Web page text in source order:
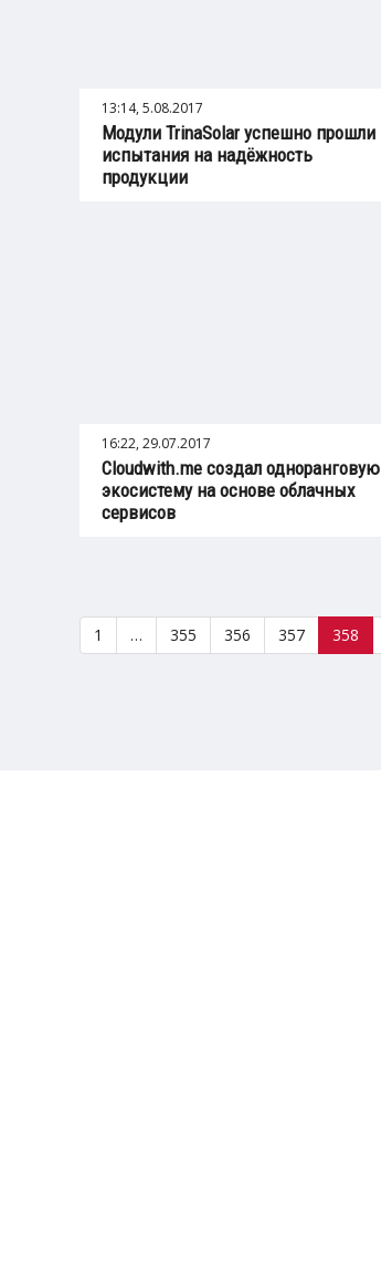
13:14, 5.08.2017
Модули TrinaSolar успешно прошли
испытания на надёжность
продукции
16:22, 29.07.2017
Cloudwith.me создал одноранговую
экосистему на основе облачных
сервисов
1 … 355 356 357 358